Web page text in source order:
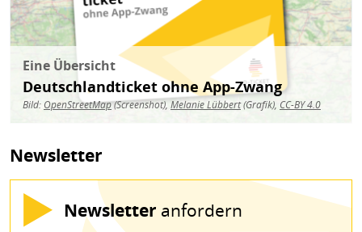
Eine Übersicht
Deutschlandticket ohne App-Zwang
Bild: OpenStreetMap(Screenshot),Melanie Lübbert(Grafik), CC-BY 4.0
Newsletter
Newsletter anfordern